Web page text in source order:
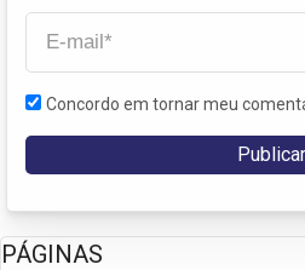
Concordo em tornar meu
PÁGINAS